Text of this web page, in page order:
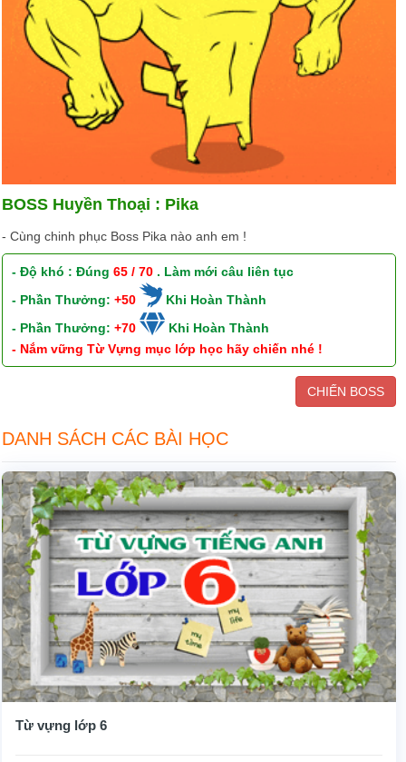
BOSS Huyền Thoại : Pika
- Cùng chinh phục Boss Pika nào anh em !
- Độ khó : Đúng65 / 70 . Làm mới câu liên tục
- Phần Thưởng:+50
Khi Hoàn Thành
- Phần Thưởng:+70
Khi Hoàn Thành
- Nắm vững Từ Vựng mục lớp học hãy chiến nhé !
CHIẾN BOSS
DANH SÁCH CÁC BÀI HỌC
Từ vựng lớp 6